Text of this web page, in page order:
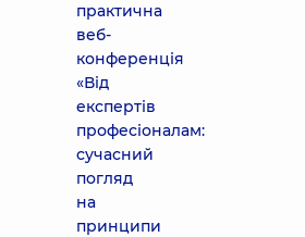
практична
веб-
конференція
«Від
експертів
професіоналам:
сучасний
погляд
на
принципи